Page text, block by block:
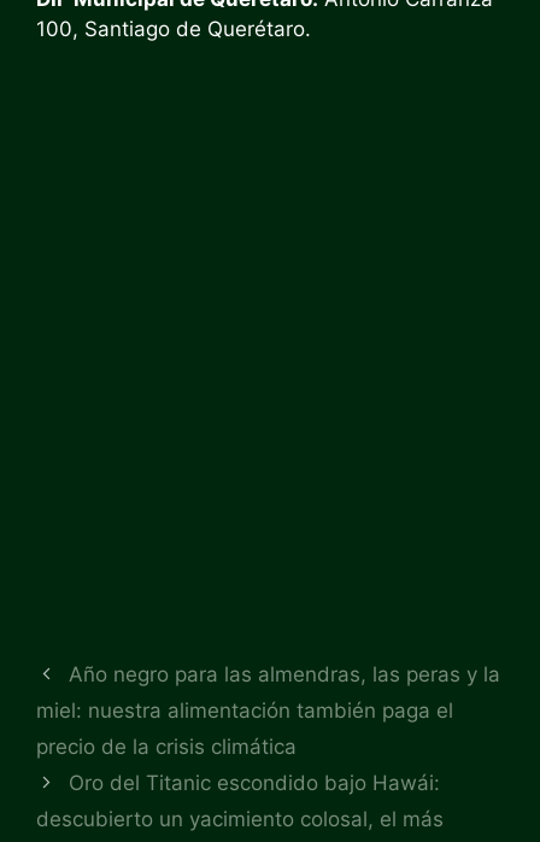
100, Santiago de Querétaro.
Año negro para las almendras, las peras y la
miel: nuestra alimentación también paga el
precio de la crisis climática
Oro del Titanic escondido bajo Hawái:
descubierto un yacimiento colosal, el más